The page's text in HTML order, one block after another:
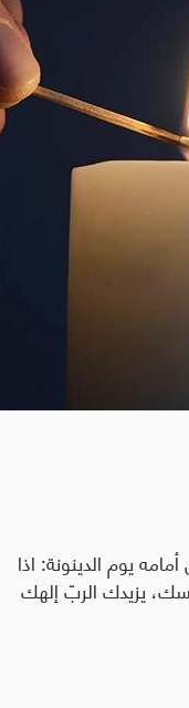
يوم الدينونة: اذا
يزيدك الربّ إلهك